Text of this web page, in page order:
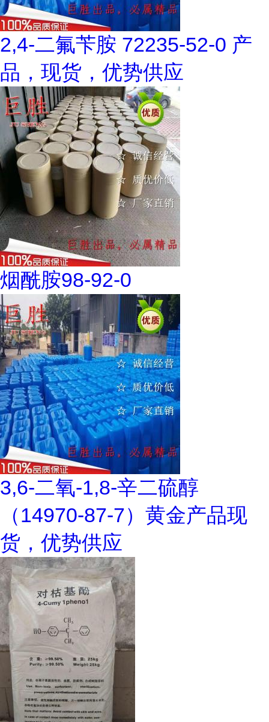
2,4-二氟苄胺 72235-52-0 产
品，现货，优势供应
烟酰胺98-92-0
3,6-二氧-1,8-辛二硫醇
（14970-87-7）黄金产品现
货，优势供应